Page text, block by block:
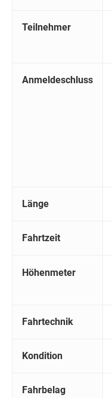
Teilnehmer
Anmeldeschluss
Länge
Fahrtzeit
Höhenmeter
Fahrtechnik
Kondition
Fahrbelag